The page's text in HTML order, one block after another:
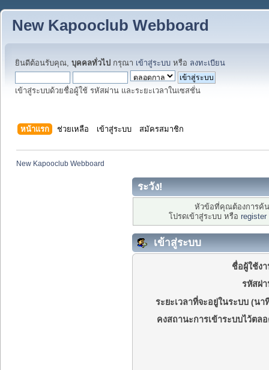
New Kapooclub Webboard
ยินดีต้อนรับคุณ, บุคคลทั่วไป กรุณา เข้าสู่ระบบ หรือ ลงทะเบียน
เข้าสู่ระบบด้วยชื่อผู้ใช้ รหัสผ่าน และระยะเวลาในเซสชั่น
หน้าแรก ช่วยเหลือ เข้าสู่ระบบ สมัครสมาชิก
New Kapooclub Webboard
ระวัง!
หัวข้อที่คุณต้องการค้
โปรดเข้าสู่ระบบ หรือ register
เข้าสู่ระบบ
ชื่อผู้ใช้ง
รหัสผ่
ระยะเวลาที่จะอยู่ในระบบ (นา
คงสถานะการเข้าระบบไว้ตล